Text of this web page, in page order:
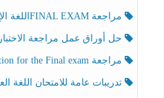
مراجعة FINAL EXAMاللغة الإنجليزية الصف الخامس الفصل الثالث
حل أوراق عمل مراجعة الاختبار النهائي
مراجعة Preparation for the Final exam اللغة الإنجليزية الصف الرابع الفصل الثالث
تدريبات عامة للامتحان اللغة